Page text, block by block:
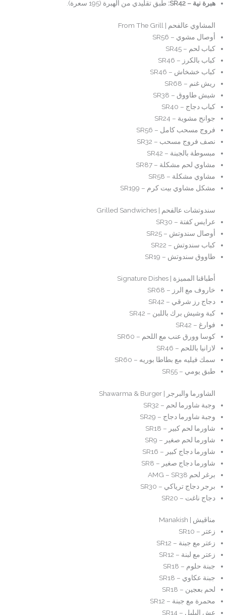
هبرة نية – SR42: طبق تقليدي من الهبرة (195 سعرة).
المشاوي عالفحم | From The Grill
أوصال مشوي – SR56
كباب لحم – SR45
كباب بالكرز – SR46
كباب خشخاش – SR46
ريش غنم – SR68
شيش طاووق – SR38
كباب دجاج – SR40
جوانح مشوية – SR24
فروج مسحب كامل – SR56
نصف فروج مسحب – SR32
مبسوطة بالجبنة – SR42
مشاوي لحم مشكلة – SR87
مشاوي مشكلة – SR58
مشكل مشاوي بيت كرم – SR199
سندوتشات عالفحم | Grilled Sandwiches
عرايس كفتة – SR30
أوصال سندوتش – SR25
كباب سندوتش – SR22
طاووق سندوتش – SR19
أطباقنا المميزة | Signature Dishes
خاروف مع الرز – SR68
دجاج رز شرقي – SR42
كبة وشيش برك باللبن – SR42
فوارغ – SR42
كوسا وورق عنب مع اللحم – SR60
لازانيا باللحم – SR46
سمك فيليه مع بطاطا بوريه – SR60
طبق يومي – SR55
الشاورما والبرجر | Shawarma & Burger
وجبة شاورما لحم – SR32
وجبة شاورما دجاج – SR29
شاورما لحم كبير – SR18
شاورما لحم صغير – SR9
شاورما دجاج كبير – SR16
شاورما دجاج صغير – SR8
برغر لحم AMG – SR38
برجر دجاج ترياكي – SR30
دجاج ناغت – SR20
مناقيش | Manakish
زعتر – SR10
زعتر مع جبنة – SR12
زعتر مع لبنة – SR12
جبنة حلوم – SR18
جبنة عكاوي – SR18
لحم بعجين – SR18
محمرة مع جبنة – SR12
عش البلبل – SR14